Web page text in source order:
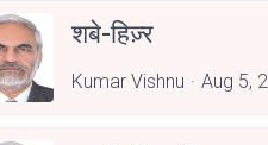
शबे-हिज़्र
Kumar Vishnu Aug 5,